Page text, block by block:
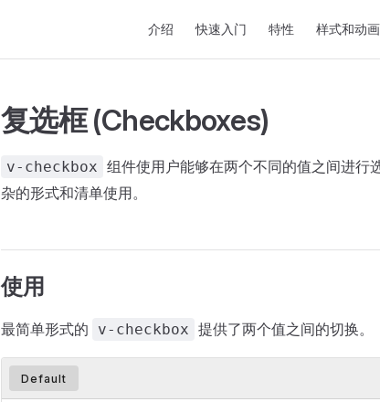
介绍 快速入门 特性 样式和动画
复选框 (Checkboxes)
v-checkbox 组件使用户能够在两个不同的值之间进行
杂的形式和清单使用。
使用
最简单形式的 v-checkbox 提供了两个值之间的切换。
Default